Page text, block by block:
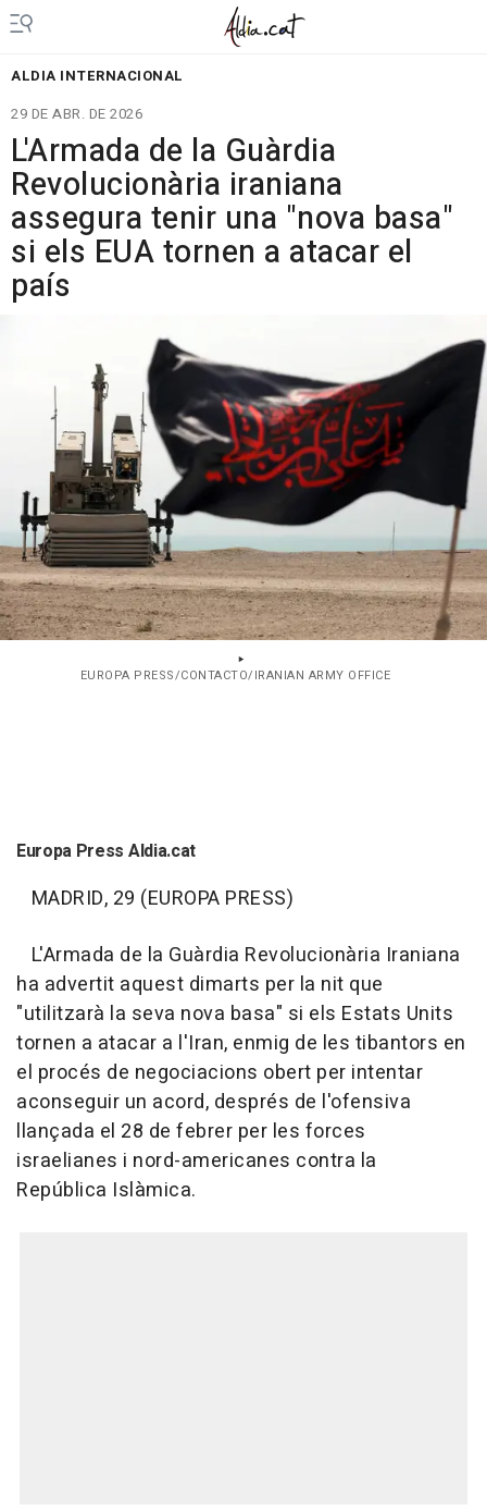
ALDIA INTERNACIONAL
29 DE ABR. DE 2026
L'Armada de la Guàrdia
Revolucionària iraniana
assegura tenir una "nova basa"
si els EUA tornen a atacar el
país
EUROPA PRESS/CONTACTO/IRANIAN ARMY OFFICE
Europa Press Aldia.cat
MADRID, 29 (EUROPA PRESS)
L'Armada de la Guàrdia Revolucionària Iraniana
ha advertit aquest dimarts per la nit que
"utilitzarà la seva nova basa" si els Estats Units
tornen a atacar a l'Iran, enmig de les tibantors en
el procés de negociacions obert per intentar
aconseguir un acord, després de l'ofensiva
llançada el 28 de febrer per les forces
israelianes i nord-americanes contra la
República Islàmica.